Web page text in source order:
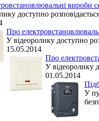
вироби
доступно
Про
У відеоролику доступно
15.05.2014
Про
У відеоролику
01.05.2014
У